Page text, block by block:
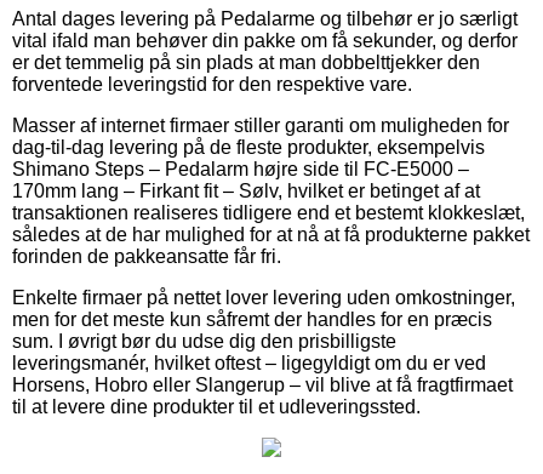
Antal dages levering på Pedalarme og tilbehør er jo særligt
vital ifald man behøver din pakke om få sekunder, og derfor
er det temmelig på sin plads at man dobbelttjekker den
forventede leveringstid for den respektive vare.
Masser af internet firmaer stiller garanti om muligheden for
dag-til-dag levering på de fleste produkter, eksempelvis
Shimano Steps – Pedalarm højre side til FC-E5000 –
170mm lang – Firkant fit – Sølv, hvilket er betinget af at
transaktionen realiseres tidligere end et bestemt klokkeslæt,
således at de har mulighed for at nå at få produkterne pakket
forinden de pakkeansatte får fri.
Enkelte firmaer på nettet lover levering uden omkostninger,
men for det meste kun såfremt der handles for en præcis
sum. I øvrigt bør du udse dig den prisbilligste
leveringsmanér, hvilket oftest – ligegyldigt om du er ved
Horsens, Hobro eller Slangerup – vil blive at få fragtfirmaet
til at levere dine produkter til et udleveringssted.